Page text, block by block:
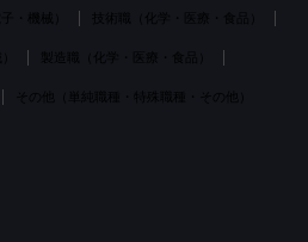
・機械） 技術職（化学・医療・食品）
製造職（化学・医療・食品）
その他（単純職種・特殊職種・その他）